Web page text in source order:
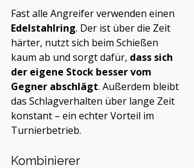
Fast alle Angreifer verwenden einen
Edelstahlring. Der ist über die Zeit
härter, nutzt sich beim Schießen
kaum ab und sorgt dafür, dass sich
der eigene Stock besser vom
Gegner abschlägt. Außerdem bleibt
das Schlagverhalten über lange Zeit
konstant – ein echter Vorteil im
Turnierbetrieb.
Kombinierer